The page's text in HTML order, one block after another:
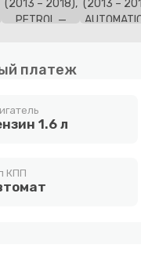
платеж
1.6 л
КПП